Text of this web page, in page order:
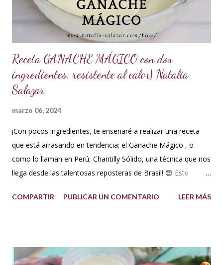
como preservante) *1 cucharadita de Glicerina ( usar solo si
el clima es ...
Receta GANACHE MÁGICO con dos
ingredientes, resistente al calor| Natalia
Salazar
marzo 06, 2024
¡Con pocos ingredientes, te enseñaré a realizar una receta
que está arrasando en tendencia: el Ganache Mágico , o
como lo llaman en Perú, Chantilly Sólido, una técnica que nos
llega desde las talentosas reposteras de Brasil! 😍 Este
propiedad de solidificarse al enfriarse, evitando así que se
auténtica maravilla. Se lo puede preparar de diferentes
COMPARTIR PUBLICAR UN COMENTARIO LEER MÁS